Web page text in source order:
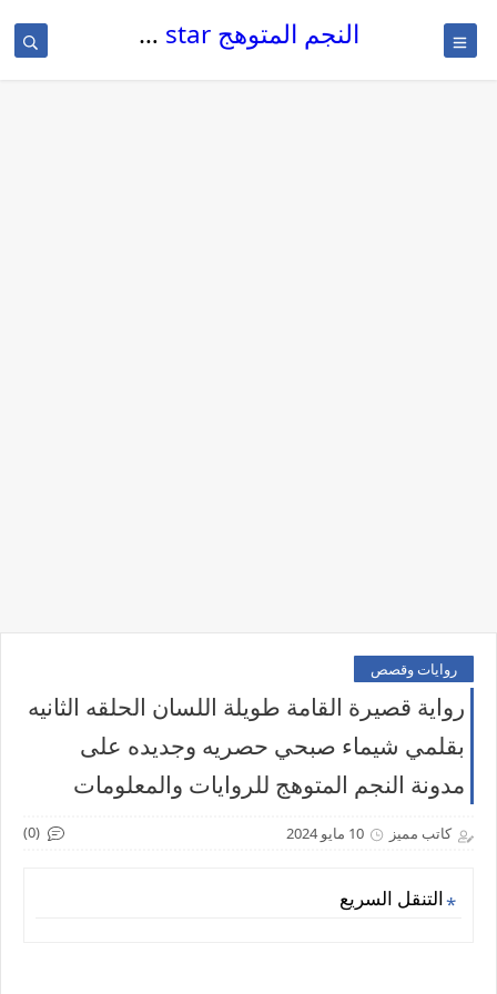
النجم المتوهج The glowing star
روايات وقصص
رواية قصيرة القامة طويلة اللسان الحلقه الثانيه
بقلمي شيماء صبحي حصريه وجديده على
مدونة النجم المتوهج للروايات والمعلومات
كاتب مميز 10 مايو 2024 (0)
التنقل السريع